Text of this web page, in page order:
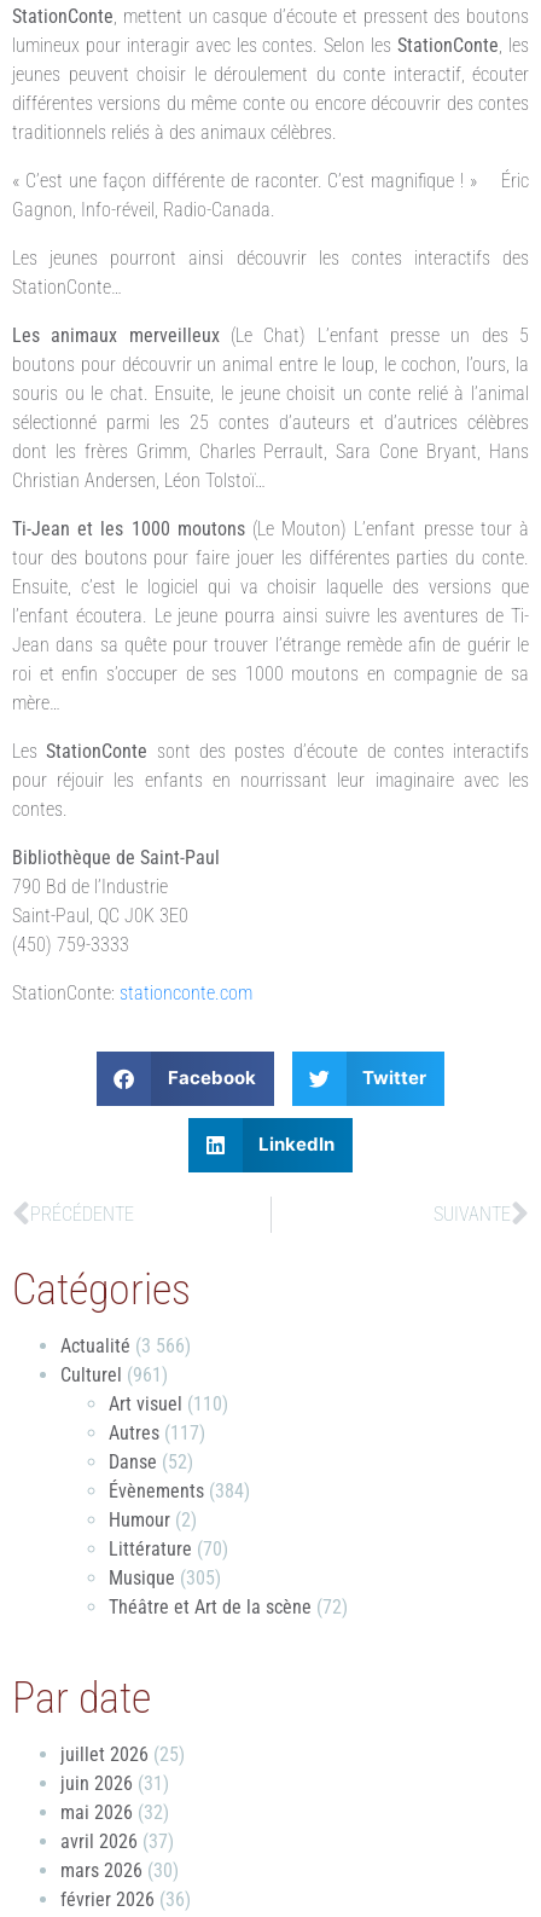
StationConte , mettent un casque d’écoute et pressent des boutons
lumineux pour interagir avec les contes. Selon lesStationConte , les
jeunes peuvent choisir le déroulement du conte interactif, écouter
différentes versions du même conte ou encore découvrir des contes
traditionnels reliés à des animaux célèbres.
« C’est une façon différente de raconter. C’est magnifique ! » Éric
Gagnon, Info-réveil, Radio-Canada.
Les jeunes pourront ainsi découvrir les contes interactifs des
StationConte…
Les animaux merveilleux(Le Chat) L’enfant presse un des 5
boutons pour découvrir un animal entre le loup, le cochon, l’ours, la
souris ou le chat. Ensuite, le jeune choisit un conte relié à l’animal
sélectionné parmi les 25 contes d’auteurs et d’autrices célèbres
dont les frères Grimm, Charles Perrault, Sara Cone Bryant, Hans
Christian Andersen, Léon Tolstoï…
Ti-Jean et les 1000 moutons (Le Mouton) L’enfant presse tour à
tour des boutons pour faire jouer les différentes parties du conte.
Ensuite, c’est le logiciel qui va choisir laquelle des versions que
l’enfant écoutera. Le jeune pourra ainsi suivre les aventures de Ti-
Jean dans sa quête pour trouver l’étrange remède afin de guérir le
roi et enfin s’occuper de ses 1000 moutons en compagnie de sa
mère…
LesStationConte sont des postes d’écoute de contes interactifs
pour réjouir les enfants en nourrissant leur imaginaire avec les
contes.
Bibliothèque de Saint-Paul
790 Bd de l’Industrie
Saint-Paul, QC J0K 3E0
(450) 759-3333
StationConte: stationconte.com
Facebook Twitter
LinkedIn
PRÉCÉDENTE SUIVANTE
Catégories
Actualité (3 566)
Culturel (961)
Art visuel (110)
Autres (117)
Danse (52)
Évènements (384)
Humour (2)
Littérature (70)
Musique (305)
Théâtre et Art de la scène (72)
Par date
juillet 2026 (25)
juin 2026 (31)
mai 2026 (32)
avril 2026 (37)
mars 2026 (30)
février 2026 (36)